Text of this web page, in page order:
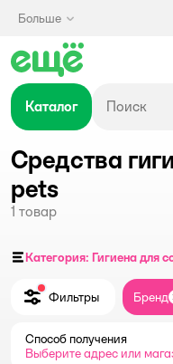
Больше
Каталог
Средства
pets
1 товар
Категория: Гигиена для
Фильтры Бренд
Способ получения
Выберите адрес или